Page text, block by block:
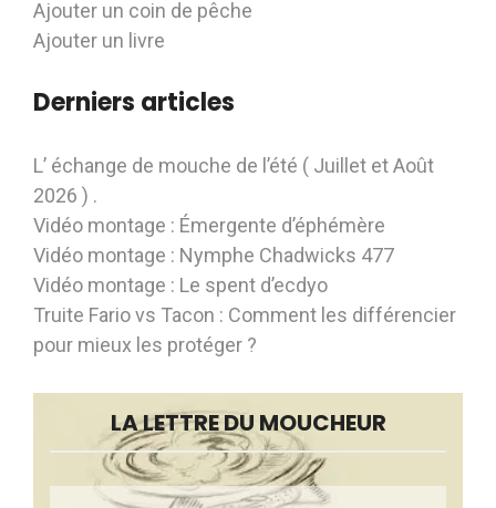
Ajouter un coin de pêche
Ajouter un livre
Derniers articles
L’ échange de mouche de l’été ( Juillet et Août
2026 ) .
Vidéo montage : Émergente d’éphémère
Vidéo montage : Nymphe Chadwicks 477
Vidéo montage : Le spent d’ecdyo
Truite Fario vs Tacon : Comment les différencier
pour mieux les protéger ?
LA LETTRE DU MOUCHEUR